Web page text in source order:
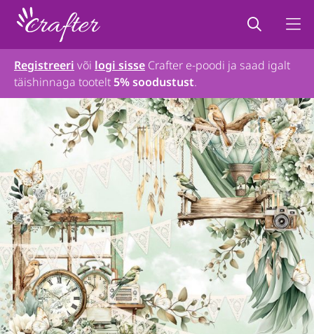
Registreeri või logi sisse Crafter e-poodi ja saad igalt
täishinnaga tootelt5% soodustust.